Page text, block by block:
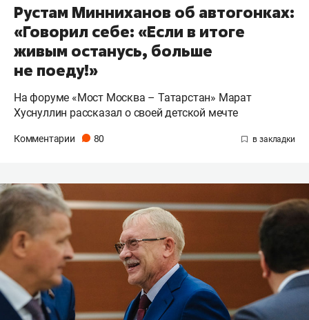
Рустам Минниханов об автогонках:
«Говорил себе: «Если в итоге
живым останусь, больше
не поеду!»
На форуме «Мост Москва – Татарстан» Марат
Хуснуллин рассказал о своей детской мечте
Комментарии 80